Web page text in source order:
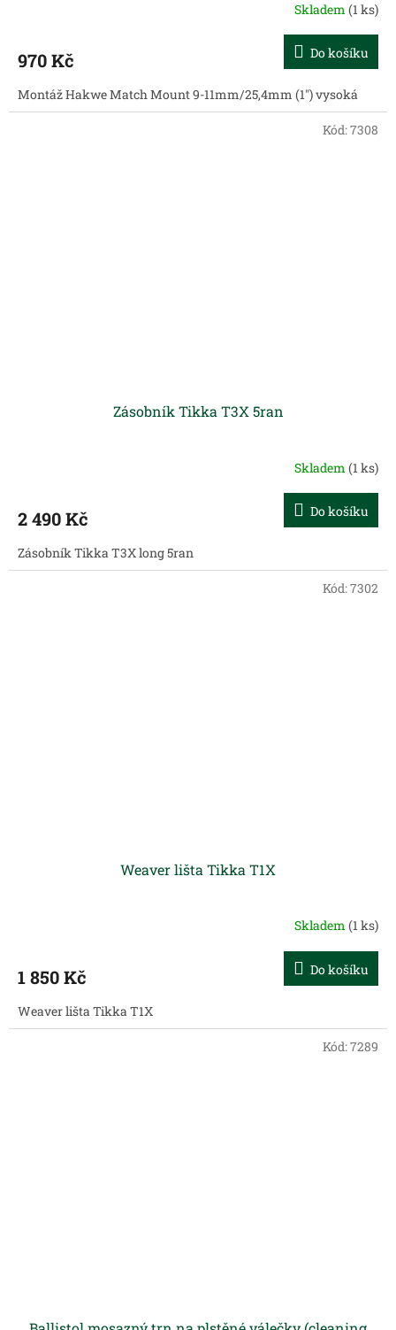
Skladem (1 ks)
970 Kč Do košíku
Montáž Hakwe Match Mount 9-11mm/25,4mm (1") vysoká
Zásobník Tikka T3X 5ran
Skladem (1 ks)
2 490 Kč Do košíku
Zásobník Tikka T3X long 5ran
Kód:7308
Weaver lišta Tikka T1X
Skladem (1 ks)
1 850 Kč Do košíku
Weaver lišta Tikka T1X
Kód:7302
Kód:7289